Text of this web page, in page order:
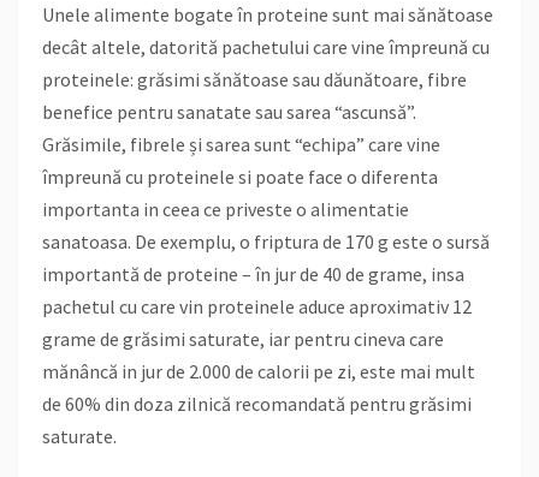
Unele alimente bogate în proteine sunt mai sănătoase
decât altele, datorită pachetului care vine împreună cu
proteinele: grăsimi sănătoase sau dăunătoare, fibre
benefice pentru sanatate sau sarea “ascunsă”.
Grăsimile, fibrele și sarea sunt “echipa” care vine
împreună cu proteinele si poate face o diferenta
importanta in ceea ce priveste o alimentatie
sanatoasa. De exemplu, o friptura de 170 g este o sursă
importantă de proteine – în jur de 40 de grame, insa
pachetul cu care vin proteinele aduce aproximativ 12
grame de grăsimi saturate, iar pentru cineva care
mănâncă in jur de 2.000 de calorii pe zi, este mai mult
de 60% din doza zilnică recomandată pentru grăsimi
saturate.